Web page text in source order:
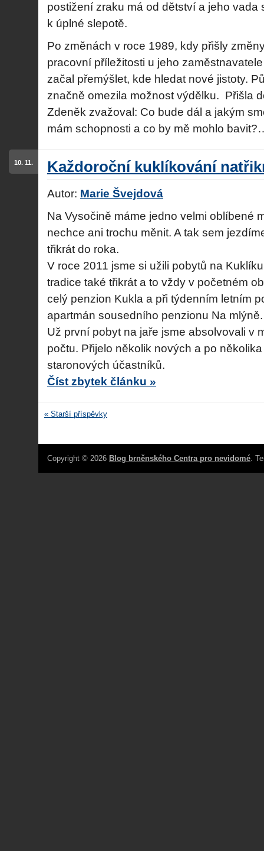
postižení zraku má od dětství a jeho vada
k úplné slepotě.
Po změnách v roce 1989, kdy přišly
pracovní příležitosti u jeho
začal přemýšlet, kde hledat nové jistoty.
značně omezila možnost výdělku. Přišla
Zdeněk zvažoval: Co bude dál a jakým
mám schopnosti a co by mě mohlo
Každoroční kuklíkování
10. 11.
Autor: Marie Švejdová
Na Vysočině máme jedno velmi oblíbené
nechce ani trochu měnit. A tak sem
třikrát do roka.
V roce 2011 jsme si užili pobytů na
tradice také třikrát a to vždy v početném
celý penzion Kukla a při týdenním letním
apartmán sousedního penzionu Na mlýně.
Už první pobyt na jaře jsme absolvovali v
počtu. Přijelo několik nových a po
staronových účastníků.
Číst zbytek článku »
« Starší příspěvky
Copyright © 2026 Blog brněnského Centra pro nevidomé.